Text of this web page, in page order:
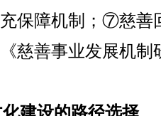
充保障机制；⑦慈
慈善事业发展机制
建设的路径选择